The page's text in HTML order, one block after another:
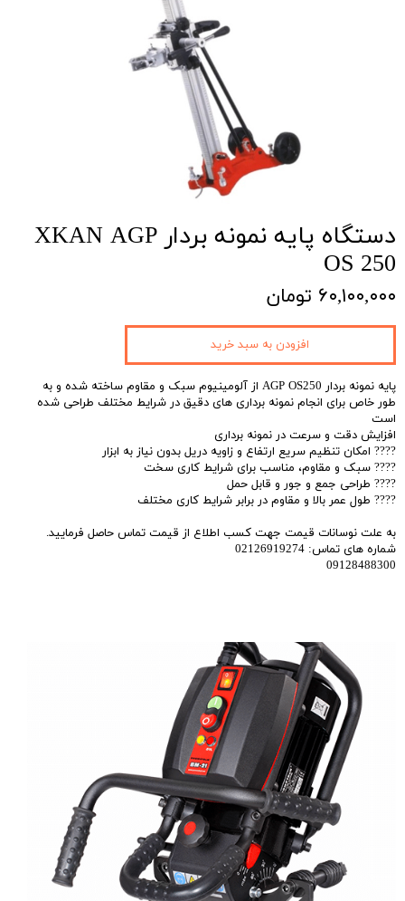
دستگاه پایه نمونه بردار XKAN AGP
OS 250
۶۰,۱۰۰,۰۰۰ تومان
پایه نمونه بردار AGP OS250 از آلومینیوم سبک و مقاوم ساخته شده و به‌
طور خاص برای انجام نمونه برداری‌ های دقیق در شرایط مختلف طراحی شده
است
افزایش دقت و سرعت در نمونه برداری
???? امکان تنظیم سریع ارتفاع و زاویه دریل بدون نیاز به ابزار
???? سبک و مقاوم، مناسب برای شرایط کاری سخت
???? طراحی جمع و جور و قابل حمل
???? طول عمر بالا و مقاوم در برابر شرایط کاری مختلف
به علت نوسانات قیمت جهت کسب اطلاع از قیمت تماس حاصل فرمایید.
شماره های تماس: 02126919274
09128488300
افزودن به سبد خرید